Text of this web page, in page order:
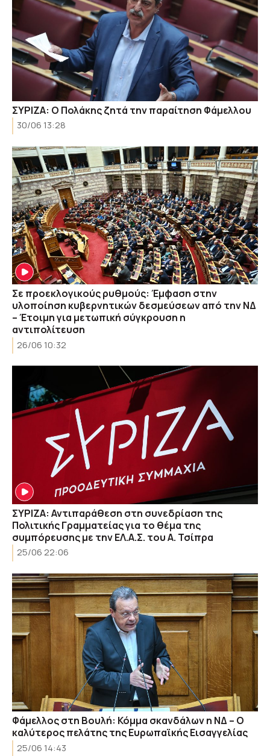
ΣΥΡΙΖΑ: Ο Πολάκης ζητά την παραίτηση Φάμελλου
30/06 13:28
Σε προεκλογικούς ρυθμούς: Έμφαση στην
υλοποίηση κυβερνητικών δεσμεύσεων από την ΝΔ
– Έτοιμη για μετωπική σύγκρουση η
αντιπολίτευση
26/06 10:32
ΣΥΡΙΖΑ: Αντιπαράθεση στη συνεδρίαση της
Πολιτικής Γραμματείας για το θέμα της
συμπόρευσης με την ΕΛ.Α.Σ. του Α. Τσίπρα
25/06 22:06
Φάμελλος στη Βουλή: Κόμμα σκανδάλων η ΝΔ – Ο
καλύτερος πελάτης της Ευρωπαϊκής Εισαγγελίας
25/06 14:43